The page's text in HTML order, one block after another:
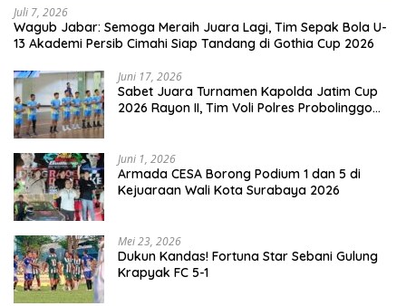
Juli 7, 2026
Wagub Jabar: Semoga Meraih Juara Lagi, Tim Sepak Bola U-
13 Akademi Persib Cimahi Siap Tandang di Gothia Cup 2026
Juni 17, 2026
Sabet Juara Turnamen Kapolda Jatim Cup
2026 Rayon II, Tim Voli Polres Probolinggo
Juni 1, 2026
Armada CESA Borong Podium 1 dan 5 di
Kejuaraan Wali Kota Surabaya 2026
Mei 23, 2026
Dukun Kandas! Fortuna Star Sebani Gulung
Krapyak FC 5-1